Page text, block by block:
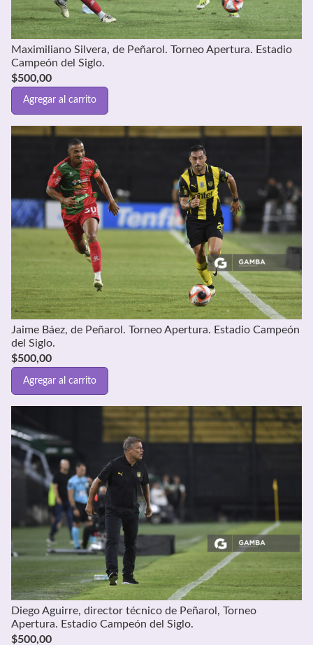
Maximiliano Silvera, de Peñarol. Torneo Apertura. Estadio
Campeón del Siglo.
$500,00
Agregar al carrito
Jaime Báez, de Peñarol. Torneo Apertura. Estadio Campeón
del Siglo.
$500,00
Agregar al carrito
Diego Aguirre, director técnico de Peñarol, Torneo
Apertura. Estadio Campeón del Siglo.
$500,00